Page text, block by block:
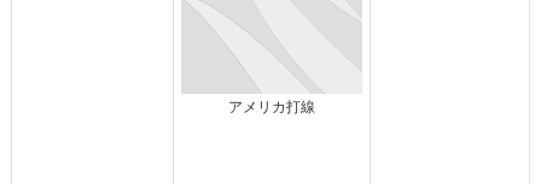
アメリカ打線